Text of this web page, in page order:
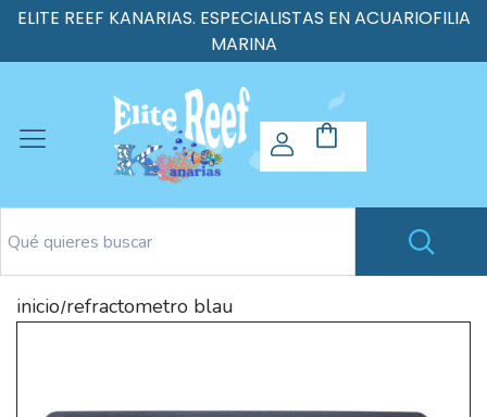
ELITE REEF KANARIAS. ESPECIALISTAS EN ACUARIOFILIA
MARINA
inicio/refractometro blau